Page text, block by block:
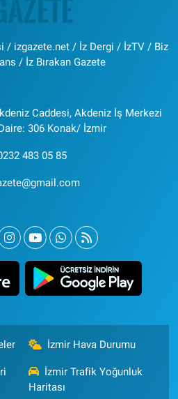
/ izgazete.net / İz Dergi / İzTV / Biz
/ İz Bırakan Gazete
Caddesi, Akdeniz İş Merkezi
306 Konak/ İzmir
483 05 85
İzmir Hava Durumu
İzmir Trafik Yoğunluk
Haritası